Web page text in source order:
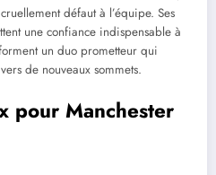
défaut à l’équipe. Ses
une confiance indispensable à
un duo prometteur qui
de nouveaux sommets.
pour Manchester